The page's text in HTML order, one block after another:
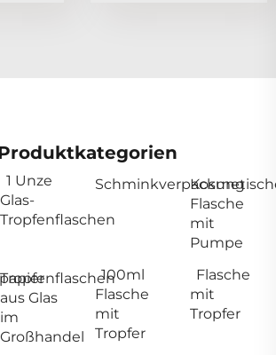
1 Unze
Glas-
Tropfenflaschen
Schminkverpackung
Flasche
mit
Pumpe
Tropfenflaschen
aus Glas
im
Großhandel
100ml
Flasche
mit
Tropfer
Flasche
mit
Tropfer